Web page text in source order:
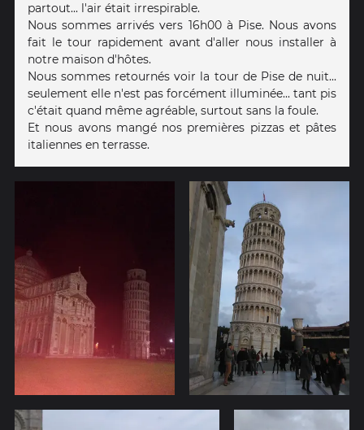
partout... l'air était irrespirable.
Nous sommes arrivés vers 16h00 à Pise. Nous avons
fait le tour rapidement avant d'aller nous installer à
notre maison d'hôtes.
Nous sommes retournés voir la tour de Pise de nuit...
seulement elle n'est pas forcément illuminée... tant pis
c'était quand même agréable, surtout sans la foule.
Et nous avons mangé nos premières pizzas et pâtes
italiennes en terrasse.